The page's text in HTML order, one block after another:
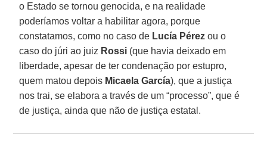
o Estado se tornou genocida, e na realidade
poderíamos voltar a habilitar agora, porque
constatamos, como no caso de Lucía Pérez ou o
caso do júri ao juiz Rossi (que havia deixado em
liberdade, apesar de ter condenação por estupro,
quem matou depois Micaela García), que a justiça
nos trai, se elabora a través de um “processo”, que é
de justiça, ainda que não de justiça estatal.